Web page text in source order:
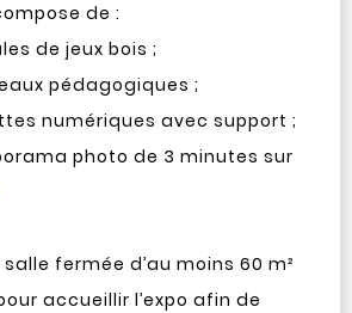
de :
de jeux bois ;
pédagogiques ;
numériques avec support ;
photo de 3 minutes sur
fermée d’au moins 60 m²
accueillir l’expo afin de